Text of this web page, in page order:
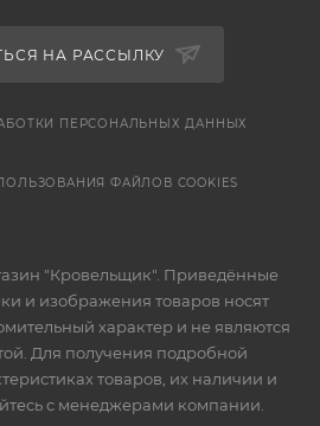
НА РАССЫЛКУ
ПЕРСОНАЛЬНЫХ ДАННЫХ
ФАЙЛОВ COOKIES
"Кровельщик". Приведённые
и изображения товаров носят
характер и не являются
Для получения подробной
товаров, их наличии и
с менеджерами компании.